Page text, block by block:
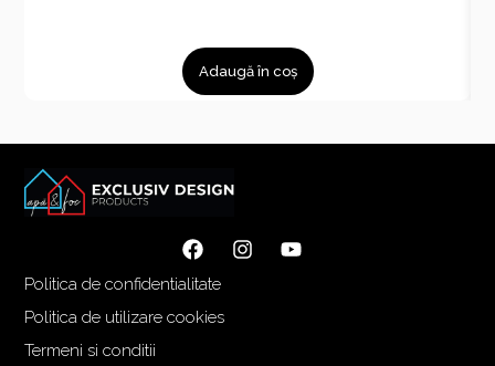
Adaugă în coș
Politica de confidentialitate
Politica de utilizare cookies
Termeni si conditii